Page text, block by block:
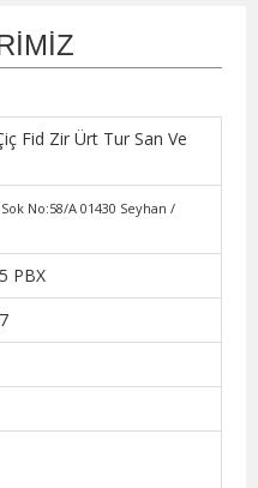
Fid Zir Ürt Tur San Ve
No:58/A 01430 Seyhan /
PBX